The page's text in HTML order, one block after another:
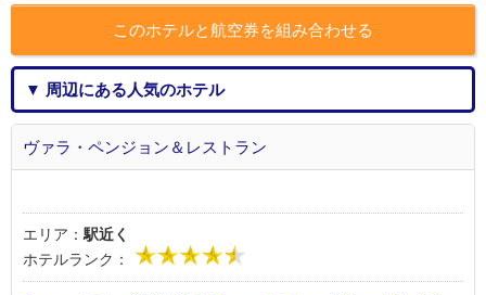
このホテルと航空券を組み合わせる
▼ 周辺にある人気のホテル
ヴァラ・ペンジョン＆レストラン
エリア： 駅近く
ホテルランク：